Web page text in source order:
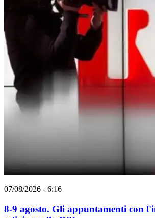
07/08/2026 - 6:16
8-9 agosto. Gli appuntamenti con